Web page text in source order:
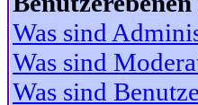
Was sind
Was sind
Was sind